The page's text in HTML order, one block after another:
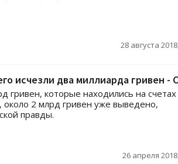
28 августа
исчезли два миллиарда гривен -
гривен, которые находились на счетах
около 2 млрд гривен уже выведено,
правды.
26 апреля